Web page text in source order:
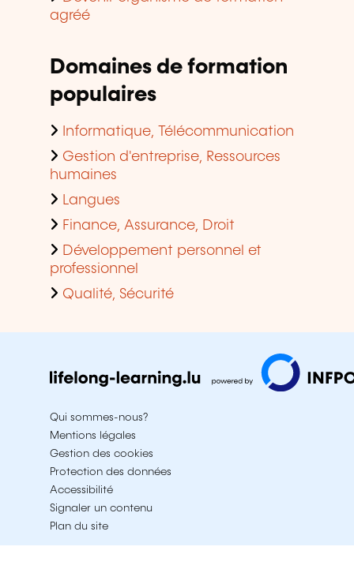
agréé
Domaines de formation
populaires
Informatique, Télécommunication
Gestion d'entreprise, Ressources
humaines
Langues
Finance, Assurance, Droit
Développement personnel et
professionnel
Qualité, Sécurité
Qui sommes-nous?
Mentions légales
Gestion des cookies
Protection des données
Accessibilité
Signaler un contenu
Plan du site